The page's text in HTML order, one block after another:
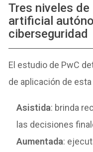
Tres niveles
artificial
ciberseguridad
El estudio de PwC
de aplicación de
Asistida: brinda
las decisiones
Aumentada: